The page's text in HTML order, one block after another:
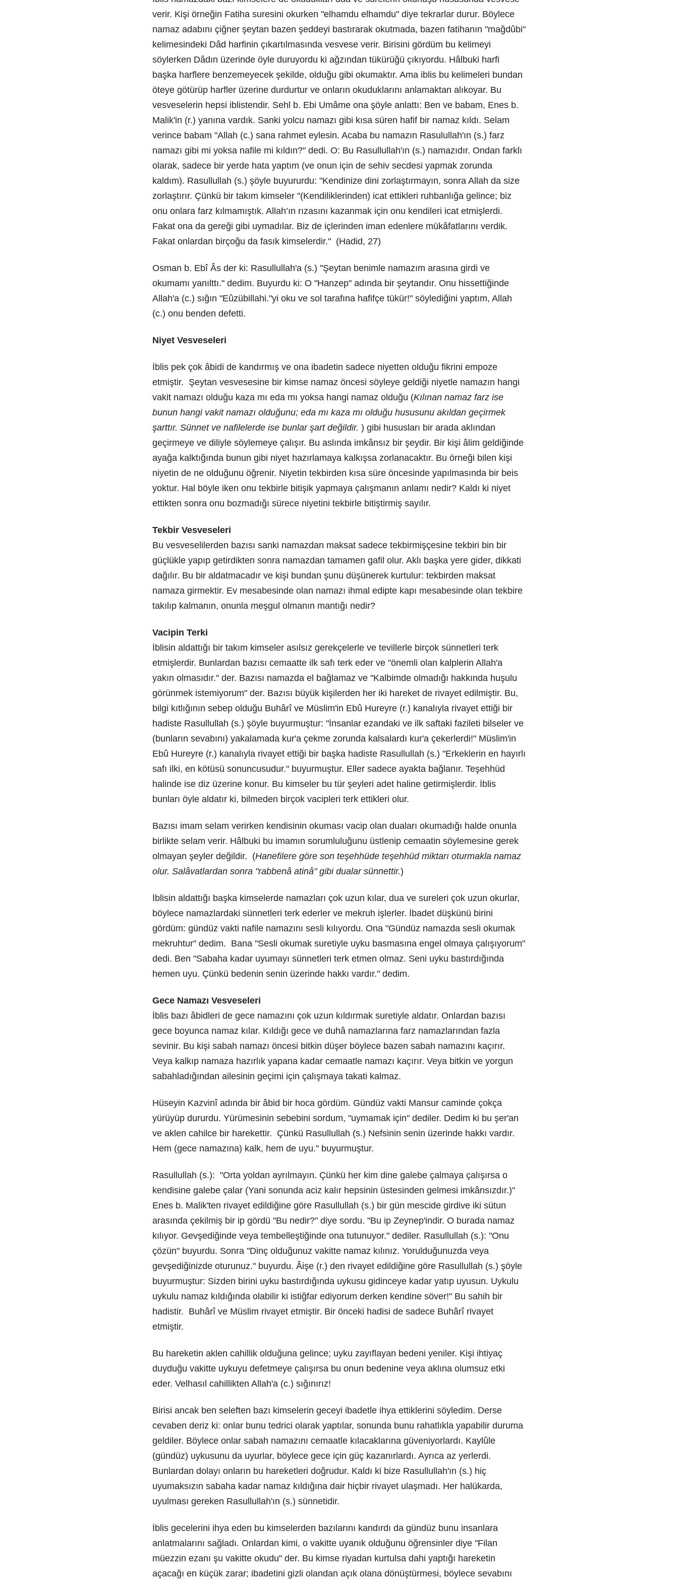
verir. Kişi örneğin Fatiha suresini okurken "elhamdu elhamdu" diye tekrarlar durur. Böylece
namaz adabını çiğner şeytan bazen şeddeyi bastırarak okutmada, bazen fatihanın "mağdûbi"
kelimesindeki Dâd harfinin çıkartılmasında vesvese verir. Birisini gördüm bu kelimeyi
söylerken Dâdın üzerinde öyle duruyordu ki ağzından tükürüğü çıkıyordu. Hâlbuki harfi
başka harflere benzemeyecek şekilde, olduğu gibi okumaktır. Ama iblis bu kelimeleri bundan
öteye götürüp harfler üzerine durdurtur ve onların okuduklarını anlamaktan alıkoyar. Bu
vesveselerin hepsi iblistendir. Sehl b. Ebi Umâme ona şöyle anlattı: Ben ve babam, Enes b.
Malik'in (r.) yanına vardık. Sanki yolcu namazı gibi kısa süren hafif bir namaz kıldı. Selam
verince babam "Allah (c.) sana rahmet eylesin. Acaba bu namazın Rasulullah'ın (s.) farz
namazı gibi mi yoksa nafile mi kıldın?" dedi. O: Bu Rasullullah'ın (s.) namazıdır. Ondan farklı
olarak, sadece bir yerde hata yaptım (ve onun için de sehiv secdesi yapmak zorunda
kaldım). Rasullullah (s.) şöyle buyururdu: "Kendinize dini zorlaştırmayın, sonra Allah da size
zorlaştırır. Çünkü bir takım kimseler "(Kendiliklerinden) icat ettikleri ruhbanlığa gelince; biz
onu onlara farz kılmamıştık. Allah’ın rızasını kazanmak için onu kendileri icat etmişlerdi.
Fakat ona da gereği gibi uymadılar. Biz de içlerinden iman edenlere mükâfatlarını verdik.
Fakat onlardan birçoğu da fasık kimselerdir." (Hadid, 27)
Osman b. Ebî Âs der ki: Rasullullah'a (s.) "Şeytan benimle namazım arasına girdi ve
okumamı yanılttı." dedim. Buyurdu ki: O "Hanzep" adında bir şeytandır. Onu hissettiğinde
Allah'a (c.) sığın "Eûzübillahi."yi oku ve sol tarafına hafifçe tükür!" söylediğini yaptım, Allah
(c.) onu benden defetti.
Niyet Vesveseleri
İblis pek çok âbidi de kandırmış ve ona ibadetin sadece niyetten olduğu fikrini empoze
etmiştir. Şeytan vesvesesine bir kimse namaz öncesi söyleye geldiği niyetle namazın hangi
vakit namazı olduğu kaza mı eda mı yoksa hangi namaz olduğu (Kılınan namaz farz ise
bunun hangi vakit namazı olduğunu; eda mı kaza mı olduğu hususunu akıldan geçirmek
şarttır. Sünnet ve nafilelerde ise bunlar şart değildir. ) gibi hususları bir arada aklından
geçirmeye ve diliyle söylemeye çalışır. Bu aslında imkânsız bir şeydir. Bir kişi âlim geldiğinde
ayağa kalktığında bunun gibi niyet hazırlamaya kalkışsa zorlanacaktır. Bu örneği bilen kişi
niyetin de ne olduğunu öğrenir. Niyetin tekbirden kısa süre öncesinde yapılmasında bir beis
yoktur. Hal böyle iken onu tekbirle bitişik yapmaya çalışmanın anlamı nedir? Kaldı ki niyet
ettikten sonra onu bozmadığı sürece niyetini tekbirle bitiştirmiş sayılır.
Tekbir Vesveseleri
Bu vesveselilerden bazısı sanki namazdan maksat sadece tekbirmişçesine tekbiri bin bir
güçlükle yapıp getirdikten sonra namazdan tamamen gafil olur. Aklı başka yere gider, dikkati
dağılır. Bu bir aldatmacadır ve kişi bundan şunu düşünerek kurtulur: tekbirden maksat
namaza girmektir. Ev mesabesinde olan namazı ihmal edipte kapı mesabesinde olan tekbire
takılıp kalmanın, onunla meşgul olmanın mantığı nedir?
Vacipin Terki
İblisin aldattığı bir takım kimseler asılsız gerekçelerle ve tevillerle birçok sünnetleri terk
etmişlerdir. Bunlardan bazısı cemaatte ilk safı terk eder ve "önemli olan kalplerin Allah'a
yakın olmasıdır." der. Bazısı namazda el bağlamaz ve "Kalbimde olmadığı hakkında huşulu
görünmek istemiyorum" der. Bazısı büyük kişilerden her iki hareket de rivayet edilmiştir. Bu,
bilgi kıtlığının sebep olduğu Buhârî ve Müslim'in Ebû Hureyre (r.) kanalıyla rivayet ettiği bir
hadiste Rasullullah (s.) şöyle buyurmuştur: "İnsanlar ezandaki ve ilk saftaki fazileti bilseler ve
(bunların sevabını) yakalamada kur'a çekme zorunda kalsalardı kur'a çekerlerdi!" Müslim'in
Ebû Hureyre (r.) kanalıyla rivayet ettiği bir başka hadiste Rasullullah (s.) "Erkeklerin en hayırlı
safı ilki, en kötüsü sonuncusudur." buyurmuştur. Eller sadece ayakta bağlanır. Teşehhüd
halinde ise diz üzerine konur. Bu kimseler bu tür şeyleri adet haline getirmişlerdir. İblis
bunları öyle aldatır ki, bilmeden birçok vacipleri terk ettikleri olur.
Bazısı imam selam verirken kendisinin okuması vacip olan duaları okumadığı halde onunla
birlikte selam verir. Hâlbuki bu imamın sorumluluğunu üstlenip cemaatin söylemesine gerek
olmayan şeyler değildir. (Hanefilere göre son teşehhüde teşehhüd miktarı oturmakla namaz
olur. Salâvatlardan sonra "rabbenâ atinâ" gibi dualar sünnettir.)
İblisin aldattığı başka kimselerde namazları çok uzun kılar, dua ve sureleri çok uzun okurlar,
böylece namazlardaki sünnetleri terk ederler ve mekruh işlerler. İbadet düşkünü birini
gördüm: gündüz vakti nafile namazını sesli kılıyordu. Ona "Gündüz namazda sesli okumak
mekruhtur" dedim. Bana "Sesli okumak suretiyle uyku basmasına engel olmaya çalışıyorum"
dedi. Ben "Sabaha kadar uyumayı sünnetleri terk etmen olmaz. Seni uyku bastırdığında
hemen uyu. Çünkü bedenin senin üzerinde hakkı vardır." dedim.
Gece Namazı Vesveseleri
İblis bazı âbidleri de gece namazını çok uzun kıldırmak suretiyle aldatır. Onlardan bazısı
gece boyunca namaz kılar. Kıldığı gece ve duhâ namazlarına farz namazlarından fazla
sevinir. Bu kişi sabah namazı öncesi bitkin düşer böylece bazen sabah namazını kaçırır.
Veya kalkıp namaza hazırlık yapana kadar cemaatle namazı kaçırır. Veya bitkin ve yorgun
sabahladığından ailesinin geçimi için çalışmaya takati kalmaz.
Hüseyin Kazvinî adında bir âbid bir hoca gördüm. Gündüz vakti Mansur caminde çokça
yürüyüp dururdu. Yürümesinin sebebini sordum, "uymamak için" dediler. Dedim ki bu şer'an
ve aklen cahilce bir harekettir. Çünkü Rasullullah (s.) Nefsinin senin üzerinde hakkı vardır.
Hem (gece namazına) kalk, hem de uyu." buyurmuştur.
Rasullullah (s.): "Orta yoldan ayrılmayın. Çünkü her kim dine galebe çalmaya çalışırsa o
kendisine galebe çalar (Yani sonunda aciz kalır hepsinin üstesinden gelmesi imkânsızdır.)"
Enes b. Malik'ten rivayet edildiğine göre Rasullullah (s.) bir gün mescide girdive iki sütun
arasında çekilmiş bir ip gördü "Bu nedir?" diye sordu. "Bu ip Zeynep'indir. O burada namaz
kılıyor. Gevşediğinde veya tembelleştiğinde ona tutunuyor." dediler. Rasullullah (s.): "Onu
çözün" buyurdu. Sonra "Dinç olduğunuz vakitte namaz kılınız. Yorulduğunuzda veya
gevşediğinizde oturunuz." buyurdu. Âişe (r.) den rivayet edildiğine göre Rasullullah (s.) şöyle
buyurmuştur: Sizden birini uyku bastırdığında uykusu gidinceye kadar yatıp uyusun. Uykulu
uykulu namaz kıldığında olabilir ki istiğfar ediyorum derken kendine söver!" Bu sahih bir
hadistir. Buhârî ve Müslim rivayet etmiştir. Bir önceki hadisi de sadece Buhârî rivayet
etmiştir.
Bu hareketin aklen cahillik olduğuna gelince; uyku zayıflayan bedeni yeniler. Kişi ihtiyaç
duyduğu vakitte uykuyu defetmeye çalışırsa bu onun bedenine veya aklına olumsuz etki
eder. Velhasıl cahillikten Allah'a (c.) sığınırız!
Birisi ancak ben seleften bazı kimselerin geceyi ibadetle ihya ettiklerini söyledim. Derse
cevaben deriz ki: onlar bunu tedrici olarak yaptılar, sonunda bunu rahatlıkla yapabilir duruma
geldiler. Böylece onlar sabah namazını cemaatle kılacaklarına güveniyorlardı. Kaylûle
(gündüz) uykusunu da uyurlar, böylece gece için güç kazanırlardı. Ayrıca az yerlerdi.
Bunlardan dolayı onların bu hareketleri doğrudur. Kaldı ki bize Rasullullah'ın (s.) hiç
uyumaksızın sabaha kadar namaz kıldığına dair hiçbir rivayet ulaşmadı. Her halükarda,
uyulması gereken Rasullullah'ın (s.) sünnetidir.
İblis gecelerini ihya eden bu kimselerden bazılarını kandırdı da gündüz bunu insanlara
anlatmalarını sağladı. Onlardan kimi, o vakitte uyanık olduğunu öğrensinler diye "Filan
müezzin ezanı şu vakitte okudu" der. Bu kimse riyadan kurtulsa dahi yaptığı hareketin
açacağı en küçük zarar; ibadetini gizli olandan açık olana dönüştürmesi, böylece sevabını